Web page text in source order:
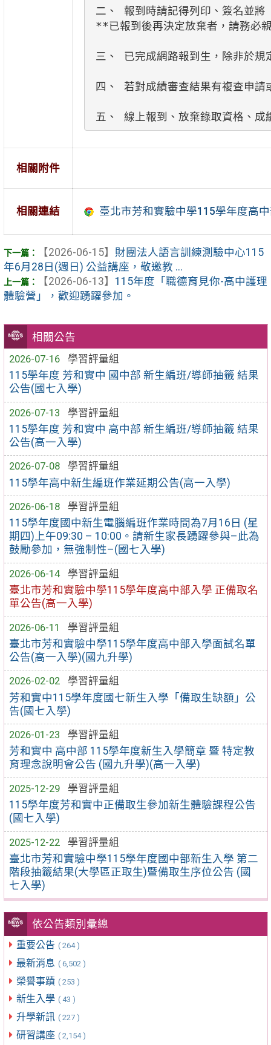
相關公告
2026-07-16
學習評量組
115學年度 芳和實中 國中部 新生編班/導師抽籤 結果
公告(國七入學)
2026-07-13
學習評量組
115學年度 芳和實中 高中部 新生編班/導師抽籤 結果
公告(高一入學)
2026-07-08
學習評量組
115學年高中新生編班作業延期公告(高一入學)
2026-06-18
學習評量組
115學年度國中新生電腦編班作業時間為7月16日 (星
期四)上午09:30 – 10:00。請新生家長踴躍參與–此為
鼓勵參加，無強制性–(國七入學)
2026-06-14
學習評量組
臺北市芳和實驗中學115學年度高中部入學 正備取名
單公告(高一入學)
2026-06-11
學習評量組
臺北市芳和實驗中學115學年度高中部入學面試名單
公告(高一入學)(國九升學)
2026-02-02
學習評量組
芳和實中115學年度國七新生入學「備取生缺額」公
告(國七入學)
2026-01-23
學習評量組
芳和實中 高中部 115學年度新生入學簡章 暨 特定教
育理念說明會公告 (國九升學)(高一入學)
2025-12-29
學習評量組
115學年度芳和實中正備取生參加新生體驗課程公告
(國七入學)
2025-12-22
學習評量組
臺北市芳和實驗中學115學年度國中部新生入學 第二
階段抽籤結果(大學區正取生)暨備取生序位公告 (國
七入學)
依公告類別彙總
重要公告 ( 264 )
最新消息 ( 6,502 )
榮譽事蹟 ( 253 )
新生入學 ( 43 )
升學新訊 ( 227 )
研習講座 ( 2,154 )
二、 報到時請記得列印、簽名並
**已報到後再決定放棄者，請務必
三、 已完成網路報到生，除非於
四、 若對成績審查結果有複查申請
五、 線上報到、放棄錄取資格、
相關附件
相關連結 臺北市芳和實驗中學115學年度高
【2026-06-15】 財團法人語言訓練測驗中心115
年6月28日(週日) 公益講座，敬邀教 ...
【2026-06-13】 115年度「職德育見你-高中護理
體驗營」，歡迎踴躍參加。